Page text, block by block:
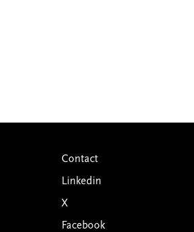
Contact
Linkedin
X
Facebook